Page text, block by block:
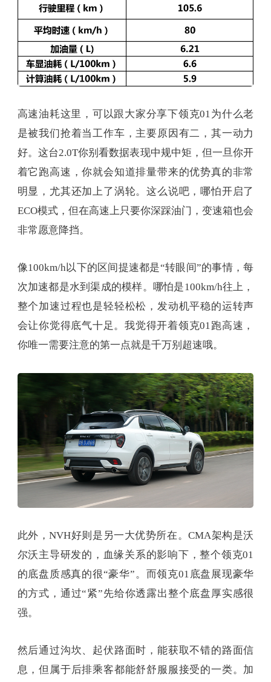
高速油耗这里，可以跟大家分享下领克01为什么老
是被我们抢着当工作车，主要原因有二，其一动力
好。这台2.0T你别看数据表现中规中矩，但一旦你开
着它跑高速，你就会知道排量带来的优势真的非常
明显，尤其还加上了涡轮。这么说吧，哪怕开启了
ECO模式，但在高速上只要你深踩油门，变速箱也会
非常愿意降挡。
像100km/h以下的区间提速都是“转眼间”的事情，每
次加速都是水到渠成的模样。哪怕是100km/h往上，
整个加速过程也是轻轻松松，发动机平稳的运转声
会让你觉得底气十足。我觉得开着领克01跑高速，
你唯一需要注意的第一点就是千万别超速哦。
此外，NVH好则是另一大优势所在。CMA架构是沃
尔沃主导研发的，血缘关系的影响下，整个领克01
的底盘质感真的很“豪华”。而领克01底盘展现豪华
的方式，通过“紧”先给你透露出整个底盘厚实感很
强。
然后通过沟坎、起伏路面时，能获取不错的路面信
息，但属于后排乘客都能舒舒服服接受的一类。加